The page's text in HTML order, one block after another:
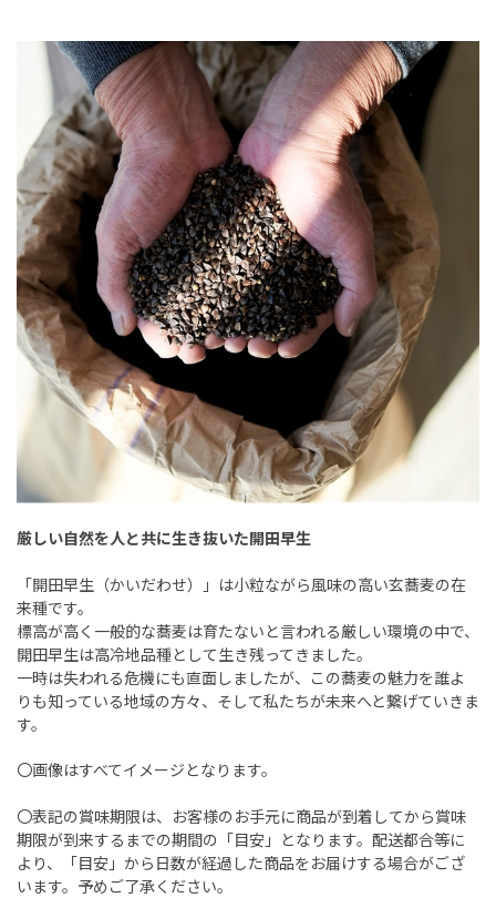
厳しい自然を人と共に生き抜いた開田早生
「開田早生（かいだわせ）」は小粒ながら風味の高い玄蕎麦の在
来種です。
標高が高く一般的な蕎麦は育たないと言われる厳しい環境の中で、
開田早生は高冷地品種として生き残ってきました。
一時は失われる危機にも直面しましたが、この蕎麦の魅力を誰よ
りも知っている地域の方々、そして私たちが未来へと繋げていきま
す。
〇画像はすべてイメージとなります。
〇表記の賞味期限は、お客様のお手元に商品が到着してから賞味
期限が到来するまでの期間の「目安」となります。配送都合等に
より、「目安」から日数が経過した商品をお届けする場合がござ
います。予めご了承ください。